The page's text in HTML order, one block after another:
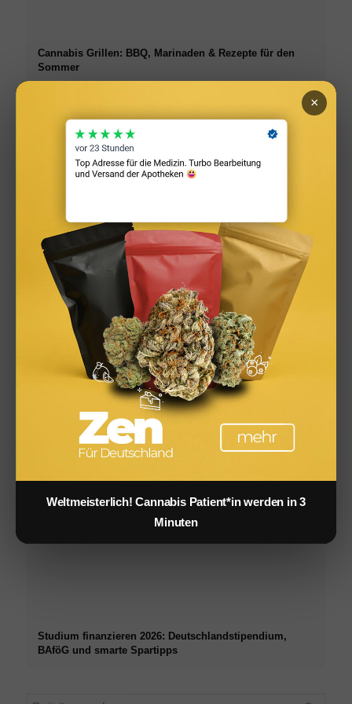
Cannabis Grillen: BBQ, Marinaden & Rezepte für den
Sommer
Infused Kitchen: Cannabis Rezepte für Backen, Kochen,
Grillen & Drinks
Social Media Werbeanzeigen: Mehr Verkäufe durch
gezieltes Online Marketing
Studium finanzieren 2026: Deutschlandstipendium,
BAföG und smarte Spartipps
Weltmeisterlich! Cannabis Patient*in werden in 3
Minuten
×